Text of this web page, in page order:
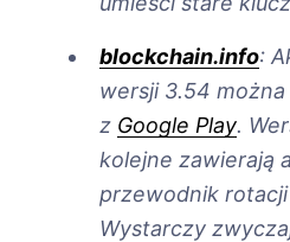
blockchain.info:
wersji 3.54
z Google Play.
kolejne zawierają
przewodnik rotacji
Wystarczy